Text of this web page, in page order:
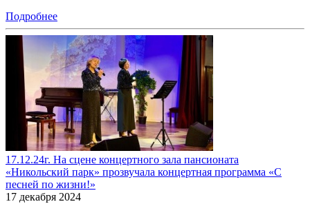
Подробнее
17.12.24г. На сцене концертного зала пансионата
«Никольский парк» прозвучала концертная программа «С
песней по жизни!»
17 декабря 2024